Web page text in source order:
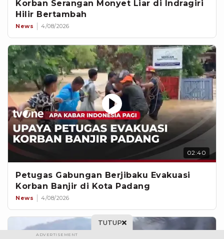
Korban Serangan Monyet Liar di Indragiri
Hilir Bertambah
News 4/08/2026
02:40
Petugas Gabungan Berjibaku Evakuasi
Korban Banjir di Kota Padang
News 4/08/2026
TUTUP
ADVERTISEMENT